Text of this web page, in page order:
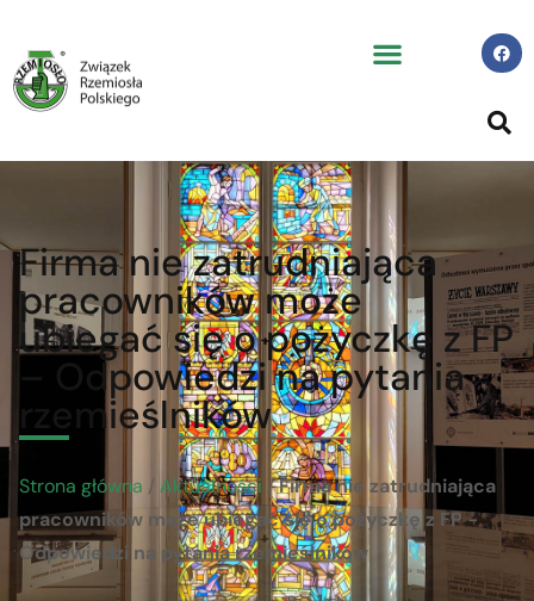
Firma nie zatrudniająca
pracowników może
ubiegać się o pożyczkę z FP
– Odpowiedzi na pytania
rzemieślników
Strona główna / Aktualności /Firma nie zatrudniająca
pracowników może ubiegać się o pożyczkę z FP -
Odpowiedzi na pytania rzemieślników